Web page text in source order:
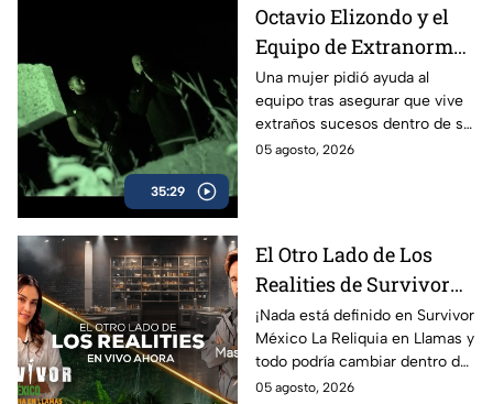
35:29
Octavio Elizondo y el
Equipo de Extranormal
investigan un presunto
caso de brujería que
aterra a una familia
Una mujer pidió ayuda al
equipo tras asegurar que vive
extraños sucesos dentro de su
casa.
05 agosto, 2026
El Otro Lado de Los
Realities de Survivor
México La Reliquia en
Llamas del miércoles
05 de agosto
¡Nada está definido en Survivor
México La Reliquia en Llamas y
todo podría cambiar dentro de
las tribus!
05 agosto, 2026